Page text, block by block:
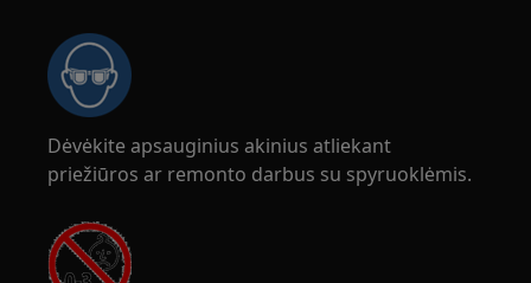
Dėvėkite apsauginius akinius atliekant
priežiūros ar remonto darbus su spyruoklėmis.